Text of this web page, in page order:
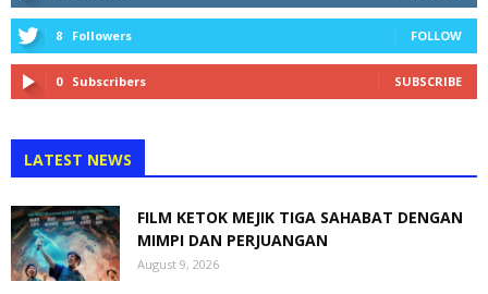
8 Followers FOLLOW
0 Subscribers SUBSCRIBE
LATEST NEWS
FILM KETOK MEJIK TIGA SAHABAT DENGAN
MIMPI DAN PERJUANGAN
August 9, 2026